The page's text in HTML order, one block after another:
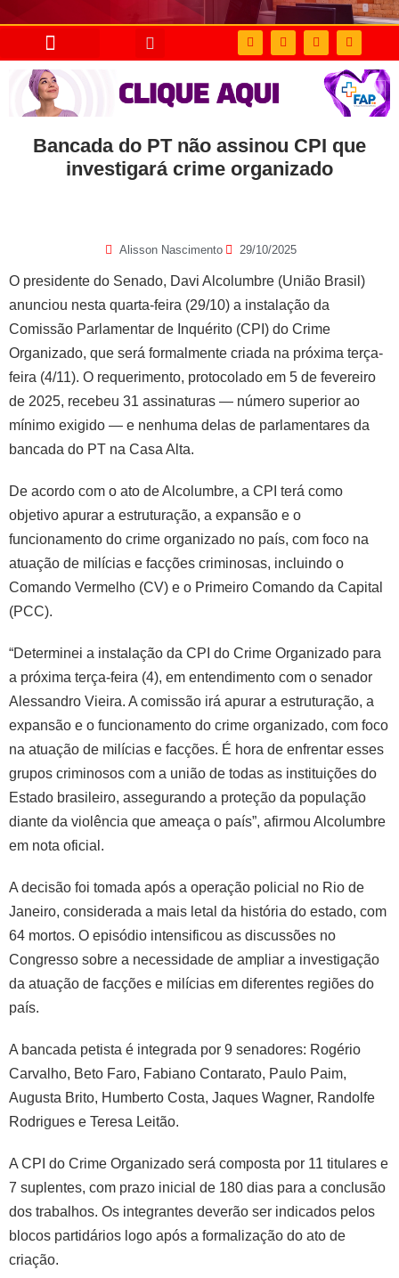
Bancada do PT não assinou CPI que
investigará crime organizado
Alisson Nascimento 29/10/2025
O presidente do Senado, Davi Alcolumbre (União Brasil)
anunciou nesta quarta-feira (29/10) a instalação da
Comissão Parlamentar de Inquérito (CPI) do Crime
Organizado, que será formalmente criada na próxima terça-
feira (4/11). O requerimento, protocolado em 5 de fevereiro
de 2025, recebeu 31 assinaturas — número superior ao
mínimo exigido — e nenhuma delas de parlamentares da
bancada do PT na Casa Alta.
De acordo com o ato de Alcolumbre, a CPI terá como
objetivo apurar a estruturação, a expansão e o
funcionamento do crime organizado no país, com foco na
atuação de milícias e facções criminosas, incluindo o
Comando Vermelho (CV) e o Primeiro Comando da Capital
(PCC).
“Determinei a instalação da CPI do Crime Organizado para
a próxima terça-feira (4), em entendimento com o senador
Alessandro Vieira. A comissão irá apurar a estruturação, a
expansão e o funcionamento do crime organizado, com foco
na atuação de milícias e facções. É hora de enfrentar esses
grupos criminosos com a união de todas as instituições do
Estado brasileiro, assegurando a proteção da população
diante da violência que ameaça o país”, afirmou Alcolumbre
em nota oficial.
A decisão foi tomada após a operação policial no Rio de
Janeiro, considerada a mais letal da história do estado, com
64 mortos. O episódio intensificou as discussões no
Congresso sobre a necessidade de ampliar a investigação
da atuação de facções e milícias em diferentes regiões do
país.
A bancada petista é integrada por 9 senadores: Rogério
Carvalho, Beto Faro, Fabiano Contarato, Paulo Paim,
Augusta Brito, Humberto Costa, Jaques Wagner, Randolfe
Rodrigues e Teresa Leitão.
A CPI do Crime Organizado será composta por 11 titulares e
7 suplentes, com prazo inicial de 180 dias para a conclusão
dos trabalhos. Os integrantes deverão ser indicados pelos
blocos partidários logo após a formalização do ato de
criação.